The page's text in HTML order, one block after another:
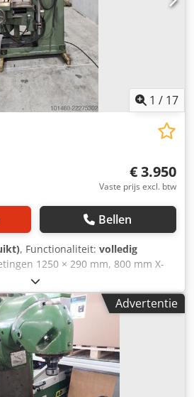
1 / 17
€ 3.950
Vaste prijs excl. btw
Bellen
, Functionaliteit: volledig
1250 × 290 mm, 800 mm X-
verplaatsing 450 mm Z-
voeding op boorpinole, 3
0,140 Dkjdpjzi Hihefx Anksr
ijlgang op x en y as elektrische
z-as Spil ISO 40 met toerental 56–
tot 200–500 kg, Afmetingen
× 1,70 m (diepte) × ca. 2,3 m
ca. 1,7 ton. bouwjaar 1986 Let op:
Advertentie